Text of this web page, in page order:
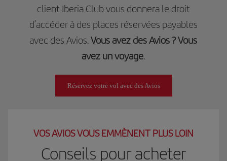
client Iberia Club vous donnera le droit
d’accéder à des places réservées payables
avec des Avios.Vous avez des Avios ? Vous
avez un voyage.
Réservez votre vol avec des Avios
VOS AVIOS VOUS EMMÈNENT PLUS LOIN
Conseils pour acheter